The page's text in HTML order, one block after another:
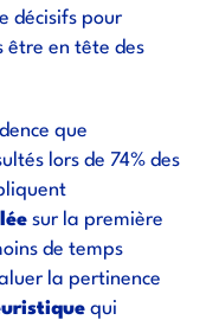
décisifs pour
être en tête des
que
lors de 74% des
sur la première
de temps
la pertinence
qui